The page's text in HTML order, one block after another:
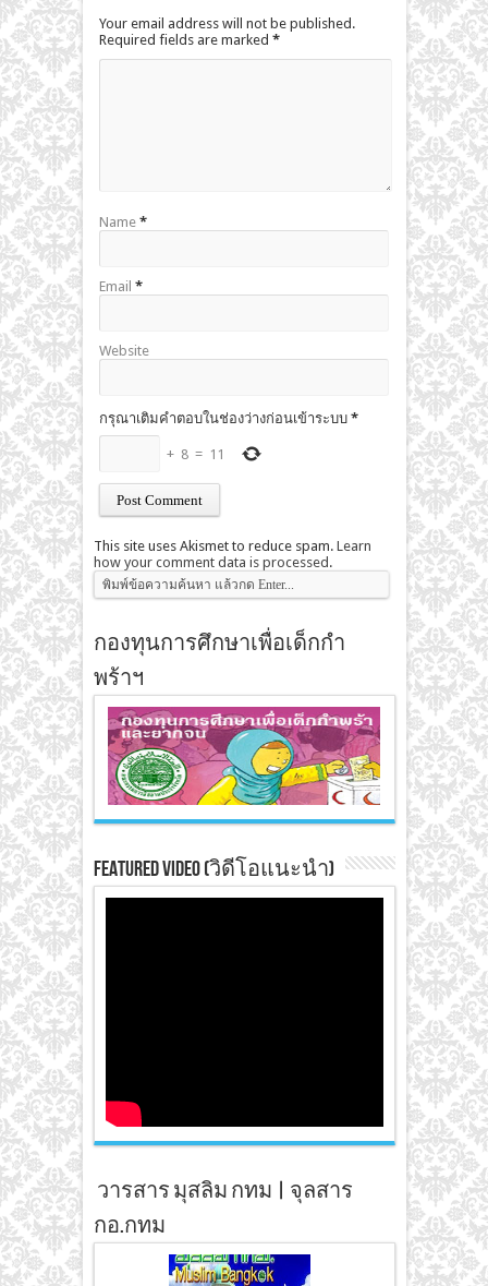
Your email address will not be published.
Required fields are marked *
Name *
Email *
Website
กรุณาเติมคำตอบในช่องว่างก่อนเข้าระบบ*
+ 8 = 11
This site uses Akismet to reduce spam. Learn
how your comment data is processed .
กองทุนการศึกษาเพื่อเด็กกำ
พร้าฯ
Featured Video (วิดีโอแนะนำ)
วารสาร มุสลิม กทม | จุลสาร
กอ.กทม